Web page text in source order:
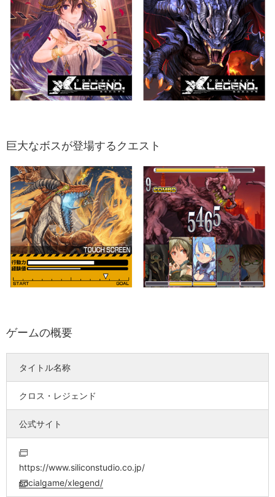
巨大なボスが登場するクエスト
ゲームの概要
タイトル名称
クロス・レジェンド
公式サイト
https://www.siliconstudio.co.jp/
socialgame/xlegend/